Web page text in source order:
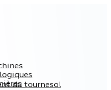
du tournesol